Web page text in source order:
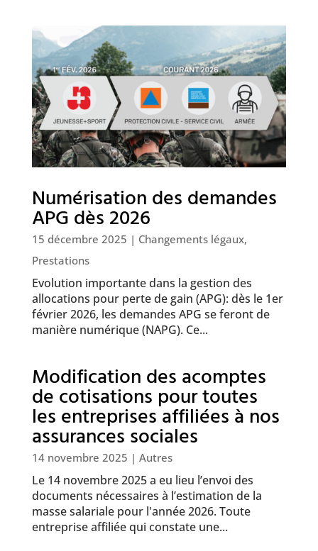
Numérisation des demandes
APG dès 2026
15 décembre 2025 | Changements légaux,
Prestations
Evolution importante dans la gestion des
allocations pour perte de gain (APG): dès le 1er
février 2026, les demandes APG se feront de
manière numérique (NAPG). Ce...
Modification des acomptes
de cotisations pour toutes
les entreprises affiliées à nos
assurances sociales
14 novembre 2025 | Autres
Le 14 novembre 2025 a eu lieu l’envoi des
documents nécessaires à l’estimation de la
masse salariale pour l'année 2026. Toute
entreprise affiliée qui constate une...